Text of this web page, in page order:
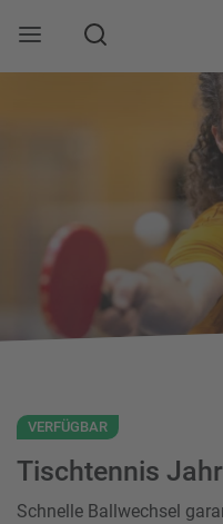
Mobile Navigation öffnen
Suche
VERFÜGBAR
Tischtennis
Schnelle Ballwechsel